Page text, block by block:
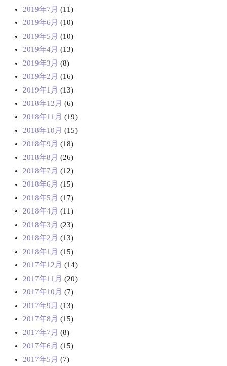
2019年7月 (11)
2019年6月 (10)
2019年5月 (10)
2019年4月 (13)
2019年3月 (8)
2019年2月 (16)
2019年1月 (13)
2018年12月 (6)
2018年11月 (19)
2018年10月 (15)
2018年9月 (18)
2018年8月 (26)
2018年7月 (12)
2018年6月 (15)
2018年5月 (17)
2018年4月 (11)
2018年3月 (23)
2018年2月 (13)
2018年1月 (15)
2017年12月 (14)
2017年11月 (20)
2017年10月 (7)
2017年9月 (13)
2017年8月 (15)
2017年7月 (8)
2017年6月 (15)
2017年5月 (7)